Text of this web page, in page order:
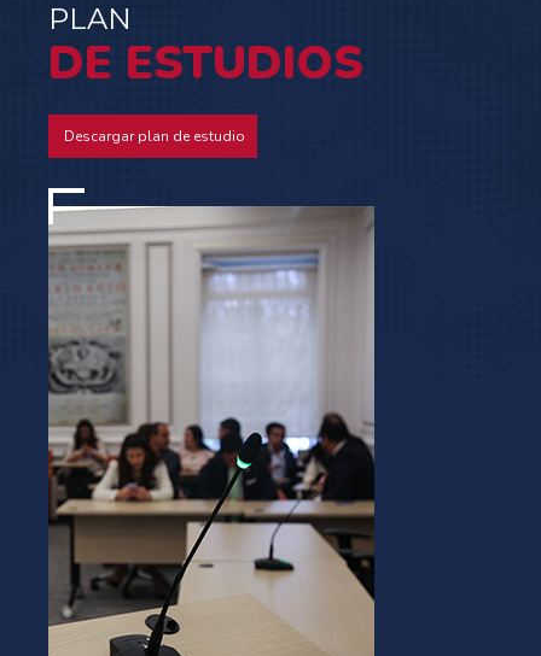
PLAN
DE ESTUDIOS
Descargar plan de estudio